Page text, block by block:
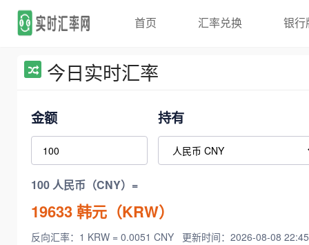
首页 汇率兑换 银行
今日实时汇率
金额 持有
100 人民币（CNY）=
19633韩元（KRW）
反向汇率：1 KRW = 0.0051 CNY 更新时间：2026-08-08